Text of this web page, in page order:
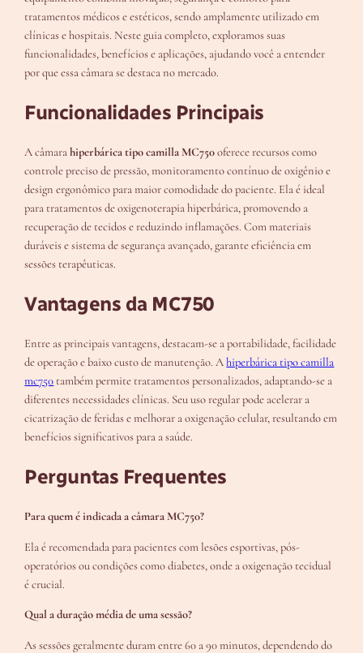
tratamentos médicos e estéticos, sendo amplamente utilizado em
clínicas e hospitais. Neste guia completo, exploramos suas
funcionalidades, benefícios e aplicações, ajudando você a entender
por que essa câmara se destaca no mercado.
Funcionalidades Principais
A câmarahiperbárica tipo camilla MC750oferece recursos como
controle preciso de pressão, monitoramento contínuo de oxigênio e
design ergonômico para maior comodidade do paciente. Ela é ideal
para tratamentos de oxigenoterapia hiperbárica, promovendo a
recuperação de tecidos e reduzindo inflamações. Com materiais
duráveis e sistema de segurança avançado, garante eficiência em
sessões terapêuticas.
Vantagens da MC750
Entre as principais vantagens, destacam-se a portabilidade, facilidade
de operação e baixo custo de manutenção. Ahiperbárica tipo camilla
mc750 também permite tratamentos personalizados, adaptando-se a
diferentes necessidades clínicas. Seu uso regular pode acelerar a
cicatrização de feridas e melhorar a oxigenação celular, resultando em
benefícios significativos para a saúde.
Perguntas Frequentes
Para quem é indicada a câmara MC750?
Ela é recomendada para pacientes com lesões esportivas, pós-
operatórios ou condições como diabetes, onde a oxigenação tecidual
é crucial.
Qual a duração média de uma sessão?
As sessões geralmente duram entre 60 a 90 minutos, dependendo do